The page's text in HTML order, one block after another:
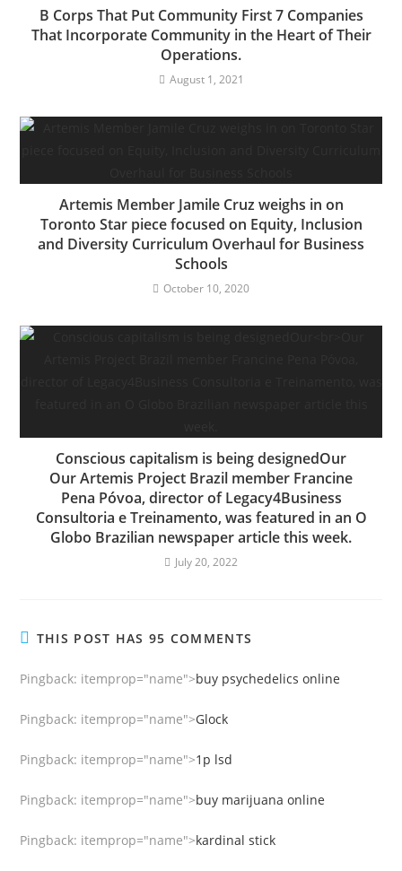
B Corps That Put Community First 7 Companies
That Incorporate Community in the Heart of Their
Operations.
August 1, 2021
Artemis Member Jamile Cruz weighs in on
Toronto Star piece focused on Equity, Inclusion
and Diversity Curriculum Overhaul for Business
Schools
October 10, 2020
Conscious capitalism is being designedOur
Our Artemis Project Brazil member Francine
Pena Póvoa, director of Legacy4Business
Consultoria e Treinamento, was featured in an O
Globo Brazilian newspaper article this week.
July 20, 2022
THIS POST HAS 95 COMMENTS
Pingback: itemprop="name">buy psychedelics online
Pingback: itemprop="name">Glock
Pingback: itemprop="name">1p lsd
Pingback: itemprop="name">buy marijuana online
Pingback: itemprop="name">kardinal stick